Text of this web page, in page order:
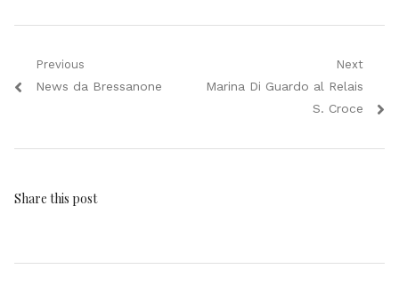
Navigazione
articoli
Previous
Previous
News da Bressanone
Next
Next
Marina Di Guardo al Relais
S. Croce
Share this post